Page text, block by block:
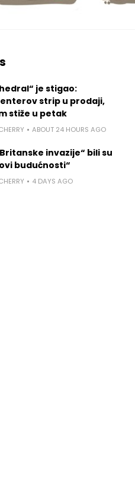
je stigao:
strip u prodaji,
stiže u petak
ABOUT 24 HOURS AGO
invazije“ bili su
budućnosti“
4 DAYS AGO